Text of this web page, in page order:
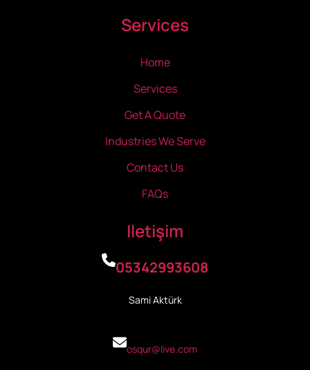
Services
Home
Services
Get A Quote
Industries We Serve
Contact Us
FAQs
Iletişim
05342993608
Sami Aktürk
osqur@live.com